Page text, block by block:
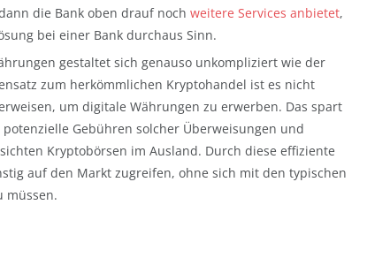
die Bank oben drauf noch weitere Services anbietet,
bei einer Bank durchaus Sinn.
gestaltet sich genauso unkompliziert wie der
zum herkömmlichen Kryptohandel ist es nicht
um digitale Währungen zu erwerben. Das spart
Gebühren solcher Überweisungen und
Kryptobörsen im Ausland. Durch diese effiziente
auf den Markt zugreifen, ohne sich mit den typischen
müssen.